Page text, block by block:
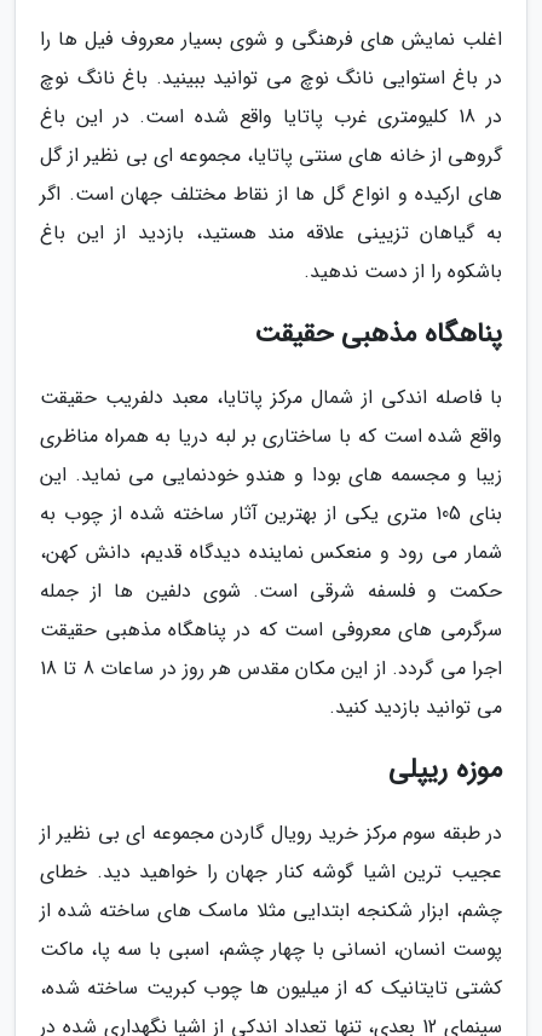
اغلب نمایش های فرهنگی و شوی بسیار معروف فیل ها را
در باغ استوایی نانگ نوچ می توانید ببینید. باغ نانگ نوچ
در 18 کلیومتری غرب پاتایا واقع شده است. در این باغ
گروهی از خانه های سنتی پاتایا، مجموعه ای بی نظیر از گل
های ارکیده و انواع گل ها از نقاط مختلف جهان است. اگر
به گیاهان تزیینی علاقه مند هستید، بازدید از این باغ
باشکوه را از دست ندهید.
پناهگاه مذهبی حقیقت
با فاصله اندکی از شمال مرکز پاتایا، معبد دلفریب حقیقت
واقع شده است که با ساختاری بر لبه دریا به همراه مناظری
زیبا و مجسمه های بودا و هندو خودنمایی می نماید. این
بنای 105 متری یکی از بهترین آثار ساخته شده از چوب به
شمار می رود و منعکس نماینده دیدگاه قدیم، دانش کهن،
حکمت و فلسفه شرقی است. شوی دلفین ها از جمله
سرگرمی های معروفی است که در پناهگاه مذهبی حقیقت
اجرا می گردد. از این مکان مقدس هر روز در ساعات 8 تا 18
می توانید بازدید کنید.
موزه ریپلی
در طبقه سوم مرکز خرید رویال گاردن مجموعه ای بی نظیر از
عجیب ترین اشیا گوشه کنار جهان را خواهید دید. خطای
چشم، ابزار شکنجه ابتدایی مثلا ماسک های ساخته شده از
پوست انسان، انسانی با چهار چشم، اسبی با سه پا، ماکت
کشتی تایتانیک که از میلیون ها چوب کبریت ساخته شده،
سینمای 12 بعدی، تنها تعداد اندکی از اشیا نگهداری شده در